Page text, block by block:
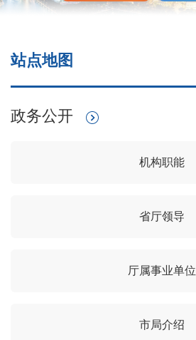
站点地图
政务公开
机构职能
省厅领导
厅属事业单位
市局介绍